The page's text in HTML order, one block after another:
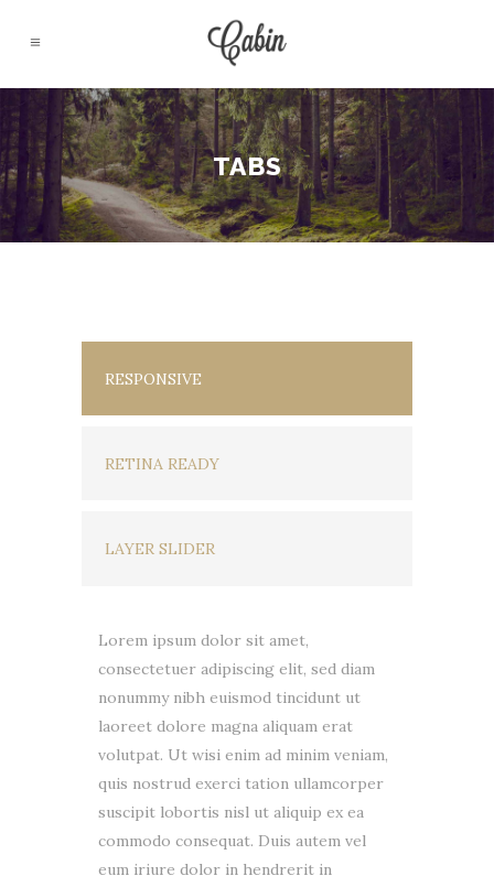
TABS
RESPONSIVE
RETINA READY
LAYER SLIDER
Lorem ipsum dolor sit amet,
consectetuer adipiscing elit, sed diam
nonummy nibh euismod tincidunt ut
laoreet dolore magna aliquam erat
volutpat. Ut wisi enim ad minim veniam,
quis nostrud exerci tation ullamcorper
suscipit lobortis nisl ut aliquip ex ea
commodo consequat. Duis autem vel
eum iriure dolor in hendrerit in